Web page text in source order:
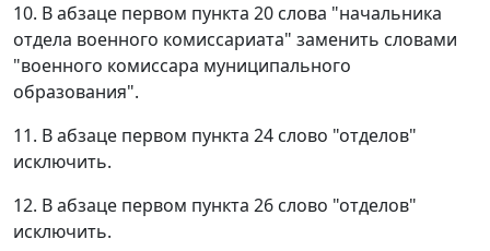
10. В абзаце первом пункта 20 слова "начальника
отдела военного комиссариата" заменить словами
"военного комиссара муниципального
образования".
11. В абзаце первом пункта 24 слово "отделов"
исключить.
12. В абзаце первом пункта 26 слово "отделов"
исключить.